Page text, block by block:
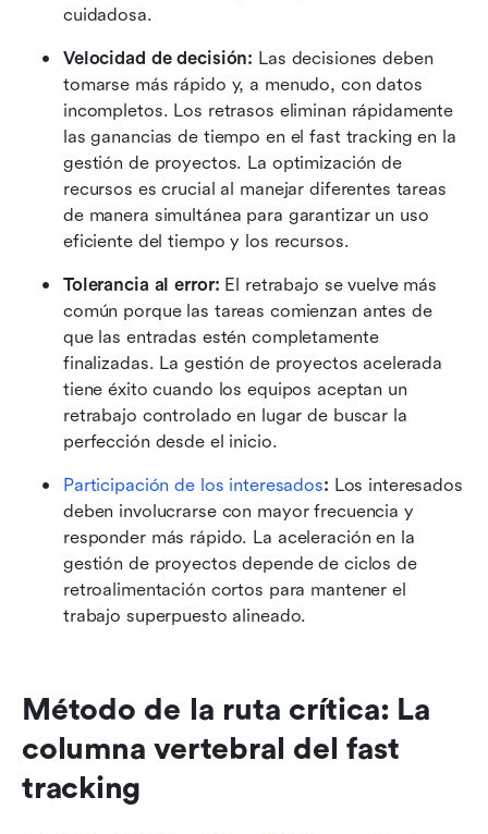
cuidadosa.
Velocidad de decisión: Las decisiones deben
tomarse más rápido y, a menudo, con datos
incompletos. Los retrasos eliminan rápidamente
las ganancias de tiempo en el fast tracking en la
gestión de proyectos. La optimización de
recursos es crucial al manejar diferentes tareas
de manera simultánea para garantizar un uso
eficiente del tiempo y los recursos.
Tolerancia al error: El retrabajo se vuelve más
común porque las tareas comienzan antes de
que las entradas estén completamente
finalizadas. La gestión de proyectos acelerada
tiene éxito cuando los equipos aceptan un
retrabajo controlado en lugar de buscar la
perfección desde el inicio.
Participación de los interesados: Los interesados
deben involucrarse con mayor frecuencia y
responder más rápido. La aceleración en la
gestión de proyectos depende de ciclos de
retroalimentación cortos para mantener el
trabajo superpuesto alineado.
Método de la ruta crítica: La
columna vertebral del fast
tracking